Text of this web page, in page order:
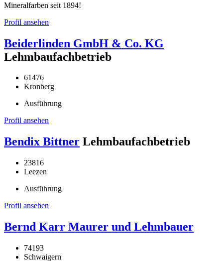
Mineralfarben seit 1894!
Profil ansehen
Beiderlinden GmbH & Co. KG
Lehmbaufachbetrieb
61476
Kronberg
Ausführung
Profil ansehen
Bendix Bittner Lehmbaufachbetrieb
23816
Leezen
Ausführung
Profil ansehen
Bernd Karr Maurer und Lehmbauer
74193
Schwaigern